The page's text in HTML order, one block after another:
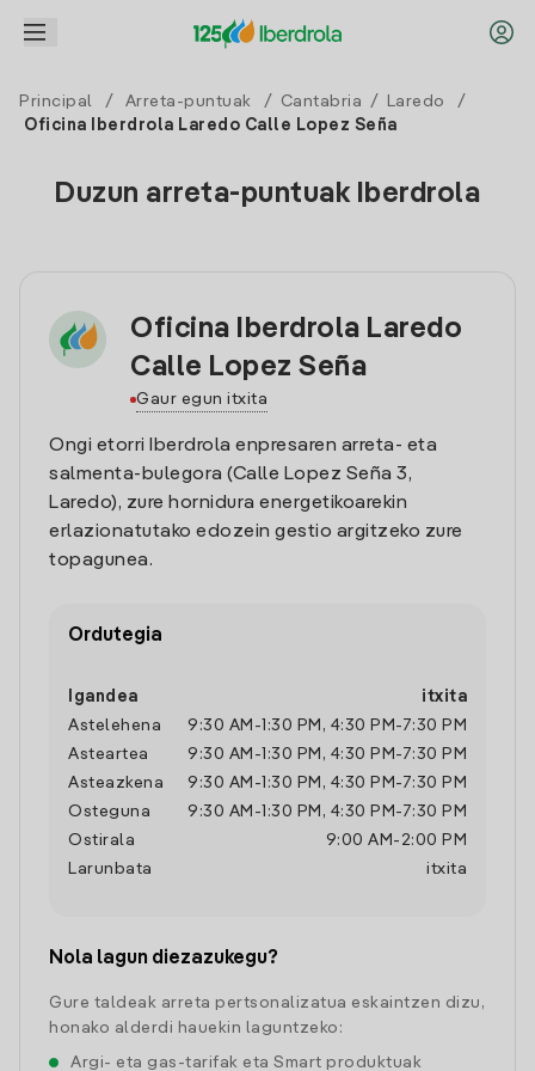
Principal / Arreta-puntuak / Cantabria / Laredo
/
Oficina Iberdrola Laredo Calle Lopez Seña
Duzun arreta-puntuak Iberdrola
Oficina Iberdrola Laredo
Calle Lopez Seña
Gaur egun itxita
Ongi etorri Iberdrola enpresaren arreta- eta
salmenta-bulegora (Calle Lopez Seña 3,
Laredo), zure hornidura energetikoarekin
erlazionatutako edozein gestio argitzeko zure
topagunea.
Ordutegia
Igandea
itxita
Astelehena
9:30 AM - 1:30 PM , 4:30 PM -7:30 PM
Asteartea
9:30 AM - 1:30 PM , 4:30 PM -7:30 PM
Asteazkena
9:30 AM - 1:30 PM , 4:30 PM -7:30 PM
Osteguna
9:30 AM - 1:30 PM , 4:30 PM -7:30 PM
Ostirala
9:00 AM - 2:00 PM
Larunbata
itxita
Nola lagun diezazukegu?
Gure taldeak arreta pertsonalizatua eskaintzen dizu,
honako alderdi hauekin laguntzeko:
Argi- eta gas-tarifak eta Smart produktuak